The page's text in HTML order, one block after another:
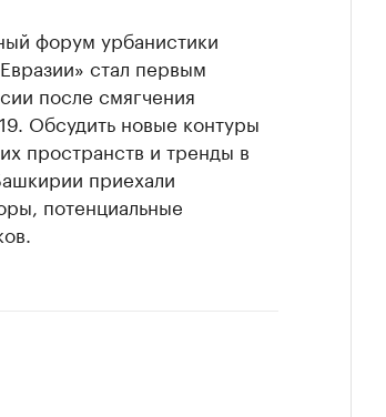
форум урбанистики
стал первым
после смягчения
Обсудить новые контуры
пространств и тренды в
приехали
потенциальные